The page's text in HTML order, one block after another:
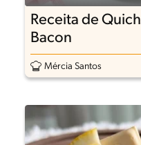
Receita de
Bacon
Mércia Santos